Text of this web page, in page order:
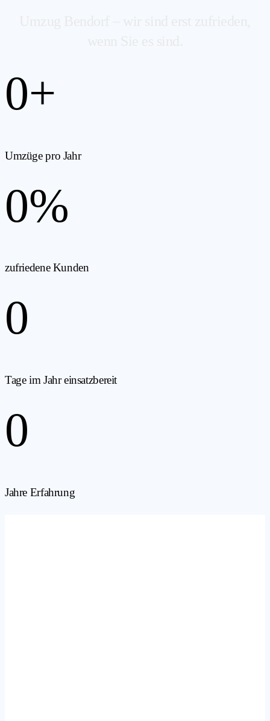
0+
Umzüge pro Jahr
0%
zufriedene Kunden
0
Tage im Jahr einsatzbereit
0
Jahre Erfahrung